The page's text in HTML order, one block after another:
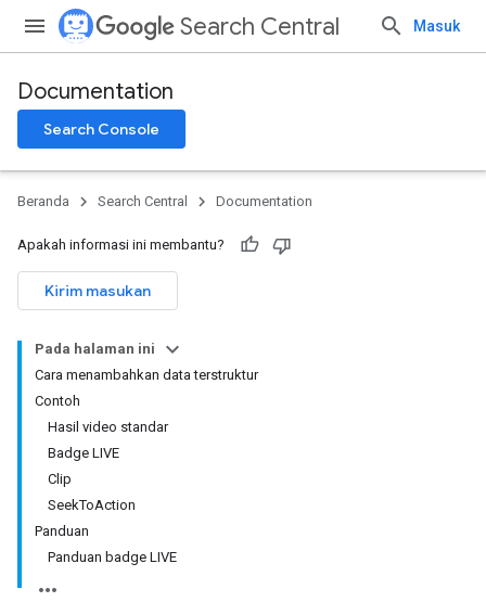
Search Central Masuk
Documentation
Search Console
Beranda Search Central Documentation
Apakah informasi ini membantu?
Kirim masukan
Pada halaman ini
Cara menambahkan data terstruktur
Contoh
Hasil video standar
Badge LIVE
Clip
SeekToAction
Panduan
Panduan badge LIVE